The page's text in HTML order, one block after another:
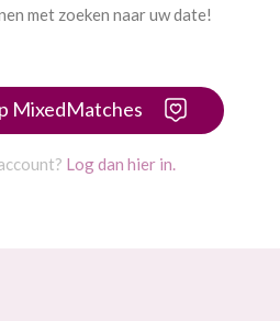
met zoeken naar uw date!
MixedMatches
Log dan hier in.